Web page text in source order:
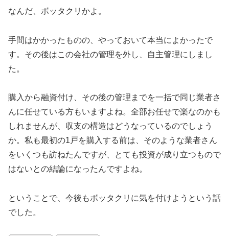
なんだ、ボッタクリかよ。
手間はかかったものの、やっておいて本当によかったで
す。その後はこの会社の管理を外し、自主管理にしまし
た。
購入から融資付け、その後の管理までを一括で同じ業者さ
んに任せている方もいますよね。全部お任せで楽なのかも
しれませんが、収支の構造はどうなっているのでしょう
か。私も最初の1戸を購入する前は、そのような業者さん
をいくつも訪ねたんですが、とても投資が成り立つもので
はないとの結論になったんですよね。
ということで、今後もボッタクリに気を付けようという話
でした。